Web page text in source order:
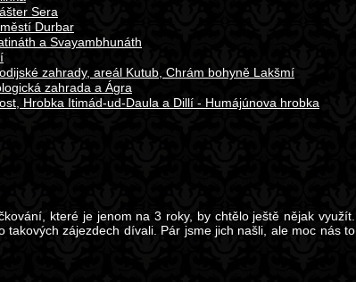
Sera
Durbar
a Svayambhunáth
zahrady, areál Kutub, Chrám bohyně Lakšmí
zahrada a Ágra
Hrobka Itimád-ud-Daula a Dillí - Humájúnova hrobka
které je jenom na 3 roky, by chtělo ještě nějak využít.
zájezdech dívali. Pár jsme jich našli, ale moc nás to